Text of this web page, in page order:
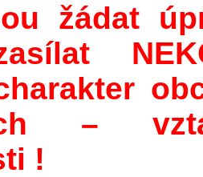
žádat
–
!